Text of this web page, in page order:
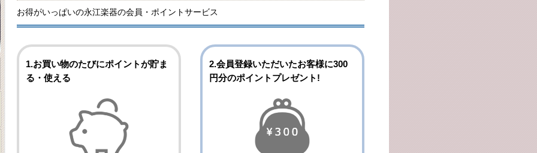
お得がいっぱいの永江楽器の会員・ポイントサービス
1.お買い物のたびにポイントが貯ま
る・使える
2.会員登録いただいたお客様に300
円分のポイントプレゼント!